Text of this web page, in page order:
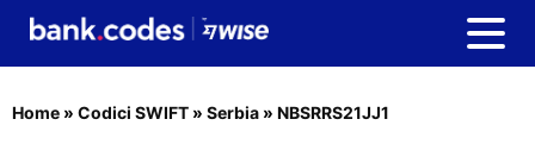
Home » Codici SWIFT » Serbia » NBSRRS21JJ1